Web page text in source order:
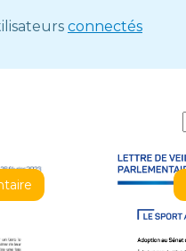
connectés